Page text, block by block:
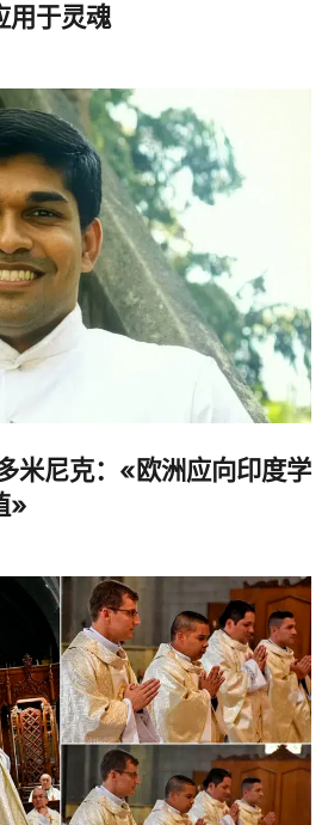
用于灵魂
米尼克：«欧洲应向印度学
»